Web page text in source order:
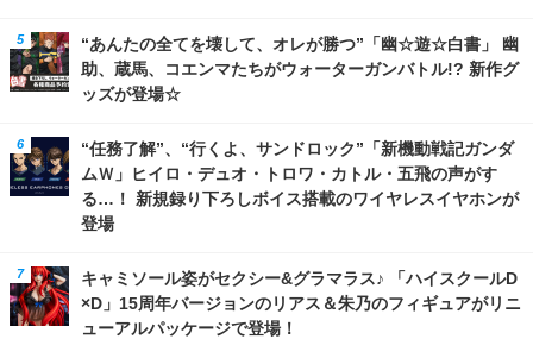
“あんたの全てを壊して、オレが勝つ”「幽☆遊☆白書」 幽
助、蔵馬、コエンマたちがウォーターガンバトル!? 新作グ
ッズが登場☆
“任務了解”、“行くよ、サンドロック”「新機動戦記ガンダ
ムＷ」ヒイロ・デュオ・トロワ・カトル・五飛の声がす
る…！ 新規録り下ろしボイス搭載のワイヤレスイヤホンが
登場
キャミソール姿がセクシー&グラマラス♪ 「ハイスクールD
×D」15周年バージョンのリアス＆朱乃のフィギュアがリニ
ューアルパッケージで登場！